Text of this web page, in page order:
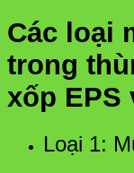
Các loại
trong
xốp EPS
Loại 1: